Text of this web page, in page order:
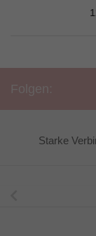
Starke